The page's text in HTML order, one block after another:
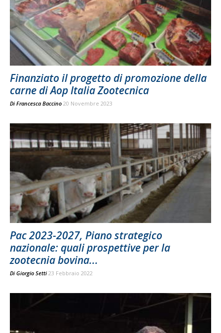
Finanziato il progetto di promozione della
carne di Aop Italia Zootecnica
Di Francesca Baccino 20 Novembre 2023
Pac 2023-2027, Piano strategico
nazionale: quali prospettive per la
zootecnia bovina...
Di Giorgio Setti 23 Febbraio 2022